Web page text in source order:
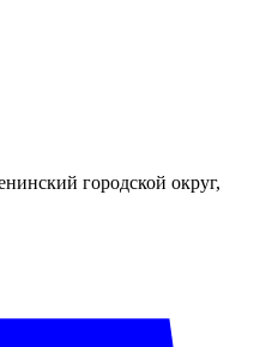
городской округ,